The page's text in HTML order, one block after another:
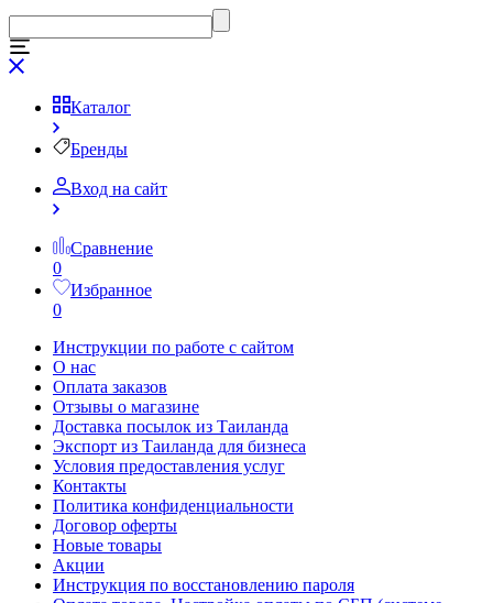
Каталог
Бренды
Вход на сайт
Сравнение
0
Избранное
0
Инструкции по работе с сайтом
О нас
Оплата заказов
Отзывы о магазине
Доставка посылок из Таиланда
Экспорт из Таиланда для бизнеса
Условия предоставления услуг
Контакты
Политика конфиденциальности
Договор оферты
Новые товары
Акции
Инструкция по восстановлению пароля